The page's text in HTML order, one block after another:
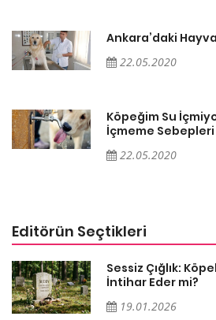
Ankara’daki
22.05.2020
Köpeğim Su
İçmeme Sebepleri
22.05.2020
Editörün Seçtikleri
Sessiz Çığlık:
İntihar Eder mi?
19.01.2026